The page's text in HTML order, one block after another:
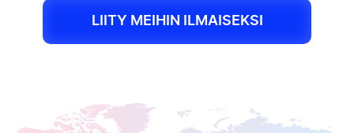
LIITY MEIHIN ILMAISEKSI